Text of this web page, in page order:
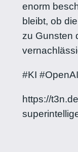
enorm
bleibt, ob
zu Gunsten
#KI
https://